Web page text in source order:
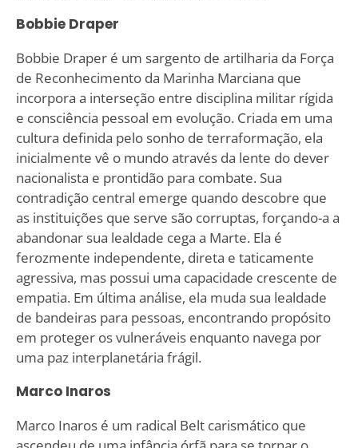
Bobbie Draper
Bobbie Draper é um sargento de artilharia da Força
de Reconhecimento da Marinha Marciana que
incorpora a interseção entre disciplina militar rígida
e consciência pessoal em evolução. Criada em uma
cultura definida pelo sonho de terraformação, ela
inicialmente vê o mundo através da lente do dever
nacionalista e prontidão para combate. Sua
contradição central emerge quando descobre que
as instituições que serve são corruptas, forçando-a a
abandonar sua lealdade cega a Marte. Ela é
ferozmente independente, direta e taticamente
agressiva, mas possui uma capacidade crescente de
empatia. Em última análise, ela muda sua lealdade
de bandeiras para pessoas, encontrando propósito
em proteger os vulneráveis enquanto navega por
uma paz interplanetária frágil.
Marco Inaros
Marco Inaros é um radical Belt carismático que